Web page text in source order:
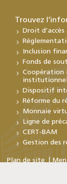
Trouvez
Droit
Inclusion
Fonds de
Coopération
Dispositif
Réforme du
Monnaie
Ligne de
CERT-BAM
Gestion des
Plan de site